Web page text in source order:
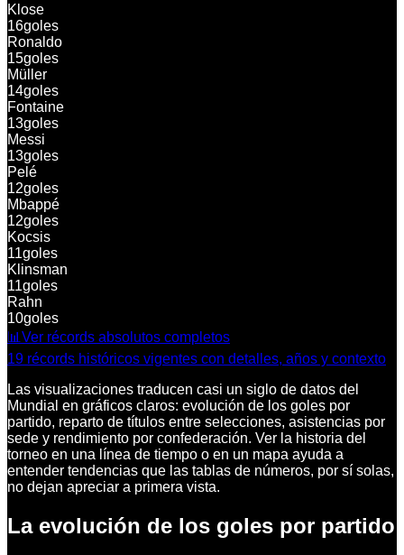
Klose
16goles
Ronaldo
15goles
Müller
14goles
Fontaine
13goles
Messi
13goles
Pelé
12goles
Mbappé
12goles
Kocsis
11goles
Klinsman
11goles
Rahn
10goles
📊 Ver récords absolutos completos
19 récords históricos vigentes con detalles, años y contexto
Las visualizaciones traducen casi un siglo de datos del
Mundial en gráficos claros: evolución de los goles por
partido, reparto de títulos entre selecciones, asistencias por
sede y rendimiento por confederación. Ver la historia del
torneo en una línea de tiempo o en un mapa ayuda a
entender tendencias que las tablas de números, por sí solas,
no dejan apreciar a primera vista.
La evolución de los goles por partido